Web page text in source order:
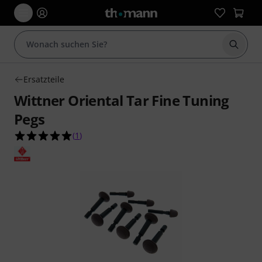
Suche
Ersatzteile
Wittner Oriental Tar Fine Tuning
Pegs
5.0 von 5 Sternen aus 1 Kundenbewertungen
(1 )